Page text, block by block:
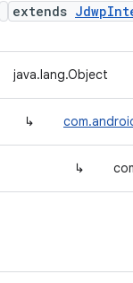
extends
java.lang.Object
↳
↳